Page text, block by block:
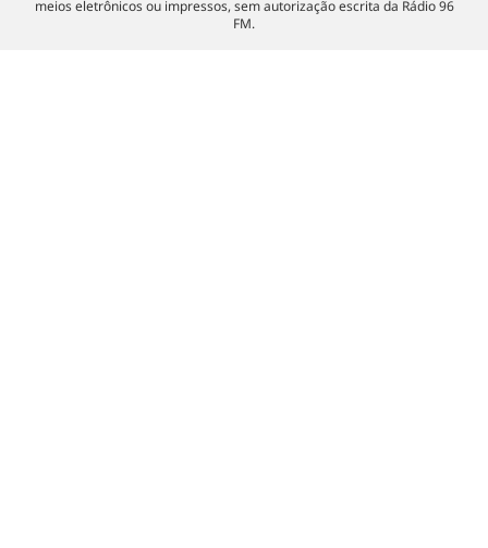
meios eletrônicos ou impressos, sem autorização escrita da Rádio 96
FM.